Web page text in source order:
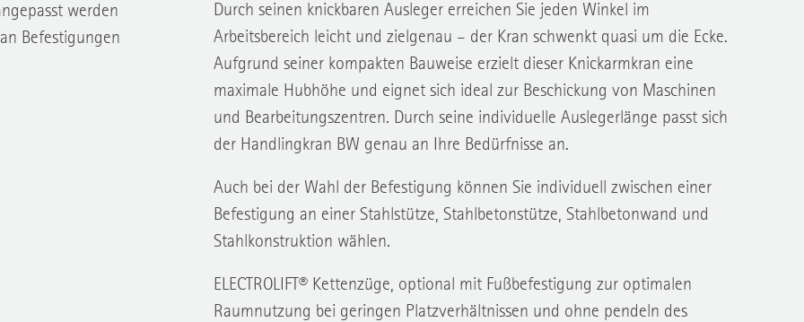
werden
Befestigungen
Durch seinen knickbaren Ausleger erreichen Sie jeden Winkel im
Arbeitsbereich leicht und zielgenau – der Kran schwenkt quasi um die Ecke.
Aufgrund seiner kompakten Bauweise erzielt dieser Knickarmkran eine
maximale Hubhöhe und eignet sich ideal zur Beschickung von Maschinen
und Bearbeitungszentren. Durch seine individuelle Auslegerlänge passt sich
der Handlingkran BW genau an Ihre Bedürfnisse an.
Auch bei der Wahl der Befestigung können Sie individuell zwischen einer
Befestigung an einer Stahlstütze, Stahlbetonstütze, Stahlbetonwand und
Stahlkonstruktion wählen.
ELECTROLIFT® Kettenzüge, optional mit Fußbefestigung zur optimalen
Raumnutzung bei geringen Platzverhältnissen und ohne pendeln des